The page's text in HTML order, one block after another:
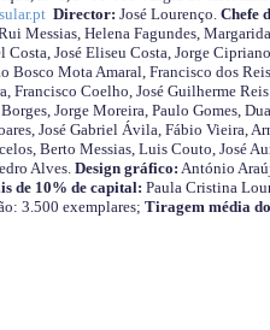
Director: José Lourenço. Chefe
Messias, Helena Fagundes,
José Eliseu Costa, Jorge
Bosco Mota Amaral, Francisco dos
Francisco Coelho, José Guilherme
Jorge Moreira, Paulo Gomes,
José Gabriel Ávila, Fábio Vieira,
Berto Messias, Luis Couto, José
Alves.Design gráfico: António
de 10% de capital: Paula Cristina
3.500 exemplares; Tiragem média